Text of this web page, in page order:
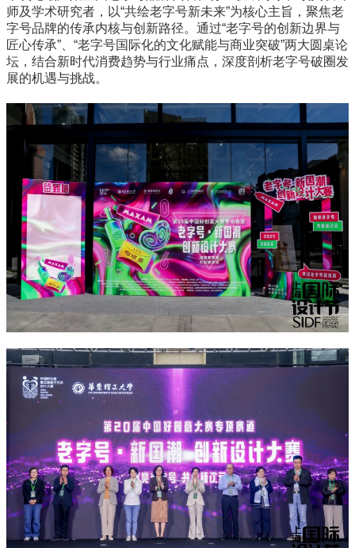
师及学术研究者，以“共绘老字号新未来”为核心主旨，聚焦老
字号品牌的传承内核与创新路径。通过“老字号的创新边界与
匠心传承”、“老字号国际化的文化赋能与商业突破”两大圆桌论
坛，结合新时代消费趋势与行业痛点，深度剖析老字号破圈发
展的机遇与挑战。